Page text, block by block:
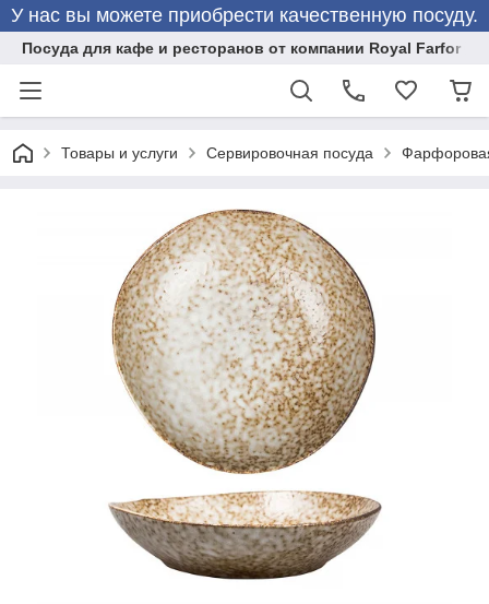
У нас вы можете приобрести качественную посуду.
Посуда для кафе и ресторанов от компании Royal Farfor
Товары и услуги Сервировочная посуда